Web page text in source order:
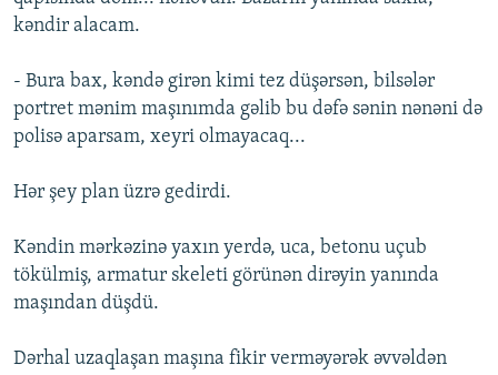
kəndir alacam.
- Bura bax, kəndə girən kimi tez düşərsən, bilsələr
portret mənim maşınımda gəlib bu dəfə sənin nənəni də
polisə aparsam, xeyri olmayacaq...
Hər şey plan üzrə gedirdi.
Kəndin mərkəzinə yaxın yerdə, uca, betonu uçub
tökülmiş, armatur skeleti görünən dirəyin yanında
maşından düşdü.
Dərhal uzaqlaşan maşına fikir verməyərək əvvəldən